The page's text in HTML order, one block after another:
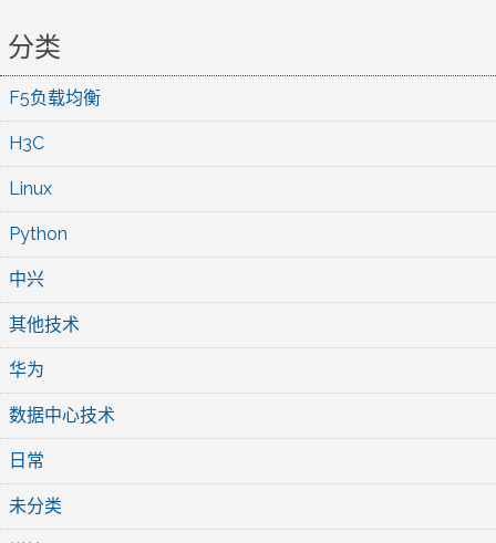
分类
F5负载均衡
H3C
Linux
Python
中兴
其他技术
华为
数据中心技术
日常
未分类